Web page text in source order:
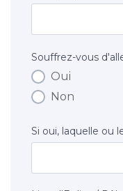
Souffrez-vous
Oui
Non
Si oui, laquelle ou